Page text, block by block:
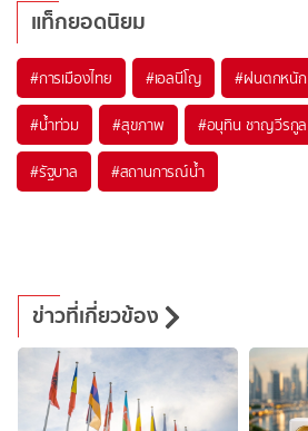
แท็กยอดนิยม
#การเมืองไทย #เอลนีโญ #ฝนตกหนัก
#น้ำท่วม #สุขภาพ #อนุทิน ชาญวีรกูล
#รัฐบาล #สถานการณ์น้ำ
ข่าวที่เกี่ยวข้อง